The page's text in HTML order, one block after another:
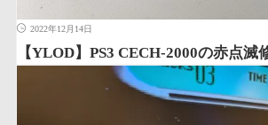
2022年12月14日
【YLOD】PS3 CECH-2000の赤点